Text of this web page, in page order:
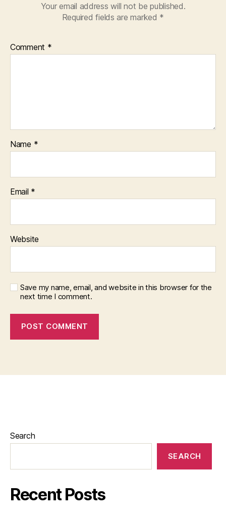
Your email address will not be published.
Required fields are marked *
Comment *
Name *
Email *
Website
Save my name, email, and website in this browser for the
next time I comment.
Search
SEARCH
Recent Posts